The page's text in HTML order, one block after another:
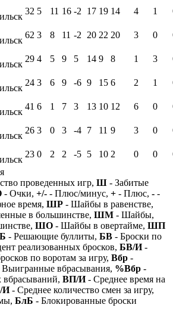
32 5 11 16 -2 17 19 14 4 1
62 3 8 11 -2 20 22 20 3 0
29 4 5 9 5 14 9 8 1 3
24 3 6 9 -6 9 15 6 2 1
41 6 1 7 3 13 10 12 6 0
26 3 0 3 -4 7 11 9 3 0
23 0 2 2 -5 5 10 2 0 0
проведенных игр, Ш - Забитые
- Очки, +/- - Плюс/минус, + - Плюс, - -
время, ШР - Шайбы в равенстве,
в большинстве, ШМ - Шайбы,
ШО - Шайбы в овертайме, ШП
- Решающие буллиты, БВ - Броски по
реализованных бросков, БВ/И-
по воротам за игру, Вбр -
Выигранные вбрасывания, %Вбр -
ВП/И- Среднее время на
И- Среднее количество смен за игру,
БлБ - Блокированные броски